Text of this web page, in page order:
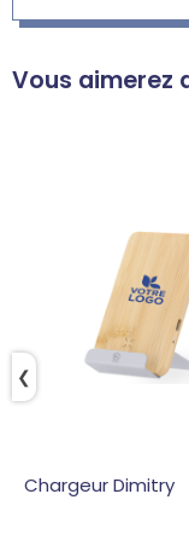
Vous aimerez
Chargeur Dimitry
❮